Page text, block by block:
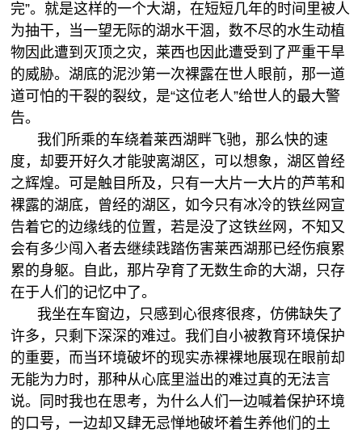
完”。就是这样的一个大湖，在短短几年的时间里被人
为抽干，当一望无际的湖水干涸，数不尽的水生动植
物因此遭到灭顶之灾，莱西也因此遭受到了严重干旱
的威胁。湖底的泥沙第一次裸露在世人眼前，那一道
道可怕的干裂的裂纹，是“这位老人”给世人的最大警
告。
我们所乘的车绕着莱西湖畔飞驰，那么快的速
度，却要开好久才能驶离湖区，可以想象，湖区曾经
之辉煌。可是触目所及，只有一大片一大片的芦苇和
裸露的湖底，曾经的湖区，如今只有冰冷的铁丝网宣
告着它的边缘线的位置，若是没了这铁丝网，不知又
会有多少闯入者去继续践踏伤害莱西湖那已经伤痕累
累的身躯。自此，那片孕育了无数生命的大湖，只存
在于人们的记忆中了。
我坐在车窗边，只感到心很疼很疼，仿佛缺失了
许多，只剩下深深的难过。我们自小被教育环境保护
的重要，而当环境破坏的现实赤裸裸地展现在眼前却
无能为力时，那种从心底里溢出的难过真的无法言
说。同时我也在思考，为什么人们一边喊着保护环境
的口号，一边却又肆无忌惮地破坏着生养他们的土